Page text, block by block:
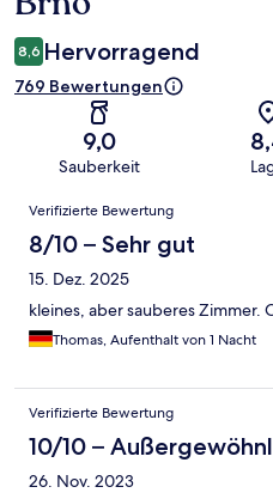
8,6 Hervorragend
769 Bewertungen
9,0
Sauberkeit
Bewertungen
Verifizierte Bewertung
8/10 – Sehr gut
15. Dez. 2025
kleines, aber sauberes Zimmer.
Thomas, Aufenthalt von 1 Nacht
Verifizierte Bewertung
10/10 –
26. Nov. 2023